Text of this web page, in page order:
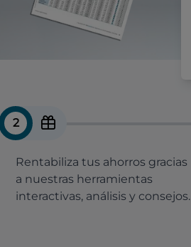
2
Rentabiliza tus ahorros gracias
a nuestras herramientas
interactivas, análisis y consejos.